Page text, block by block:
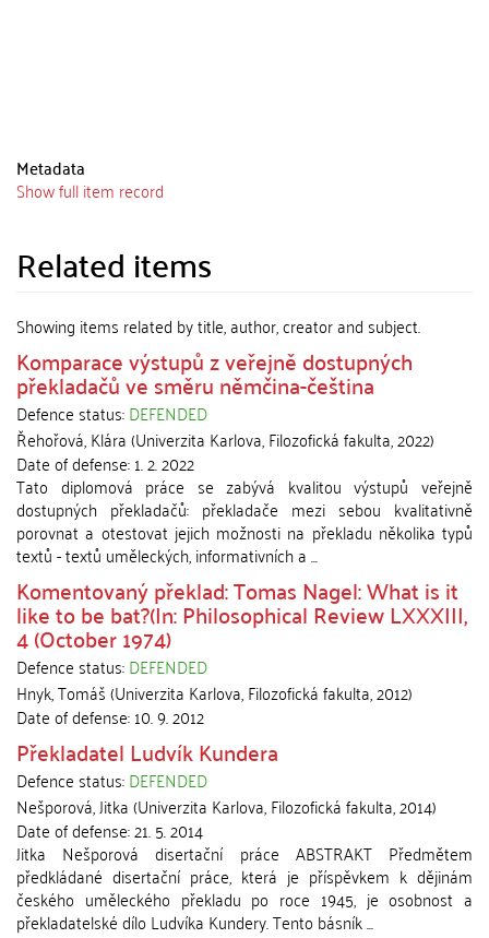
Metadata
Show full item record
Related items
Showing items related by title, author, creator and subject.
Komparace výstupů z veřejně dostupných
překladačů ve směru němčina-čeština
Defence status:DEFENDED
Řehořová, Klára(Univerzita Karlova, Filozofická fakulta,2022)
Date of defense:1. 2. 2022
Tato diplomová práce se zabývá kvalitou výstupů veřejně
dostupných překladačů: překladače mezi sebou kvalitativně
porovnat a otestovat jejich možnosti na překladu několika typů
textů - textů uměleckých, informativních a ...
Komentovaný překlad: Tomas Nagel: What is it
like to be bat?(In: Philosophical Review LXXXIII,
4 (October 1974)
Defence status:DEFENDED
Hnyk, Tomáš(Univerzita Karlova, Filozofická fakulta,2012)
Date of defense:10. 9. 2012
Překladatel Ludvík Kundera
Defence status:DEFENDED
Nešporová, Jitka(Univerzita Karlova, Filozofická fakulta,2014)
Date of defense:21. 5. 2014
Jitka Nešporová disertační práce ABSTRAKT Předmětem
předkládané disertační práce, která je příspěvkem k dějinám
českého uměleckého překladu po roce 1945, je osobnost a
překladatelské dílo Ludvíka Kundery. Tento básník ...